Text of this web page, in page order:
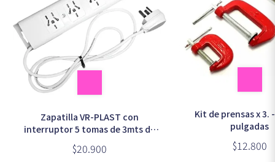
Zapatilla VR-PLAST con
interruptor 5 tomas de 3mts de
$20.900
Kit de prensas x 3.
pulgadas
$12.800